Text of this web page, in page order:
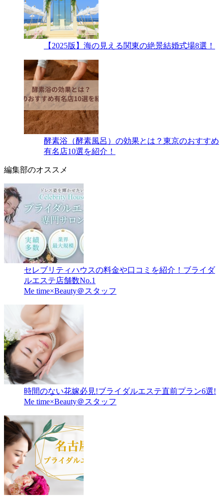
【2025版】海の見える関東の絶景結婚式場8選！
酵素浴（酵素風呂）の効果とは？東京のおすすめ
有名店10選を紹介！
編集部のオススメ
セレブリティハウスの料金や口コミを紹介！ブライダ
ルエステ店舗数No.1
Me time×Beauty＠スタッフ
時間のない花嫁必見!ブライダルエステ直前プラン6選!
Me time×Beauty＠スタッフ